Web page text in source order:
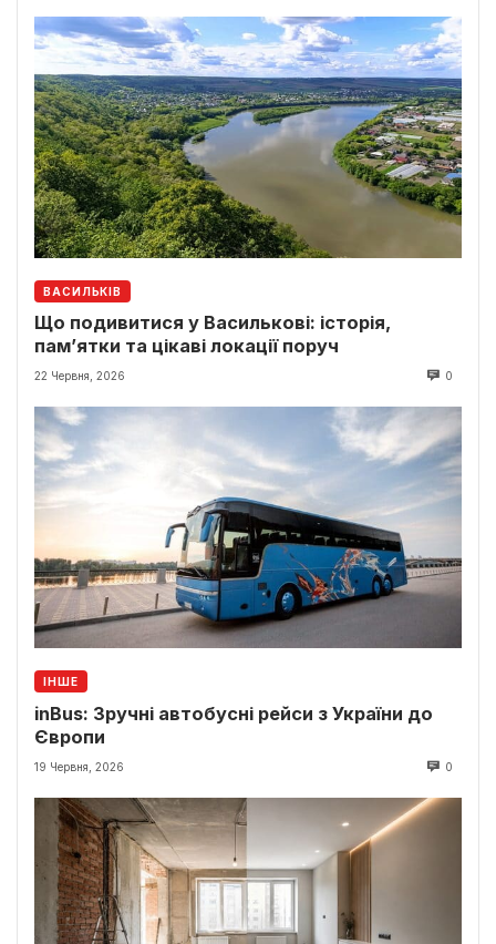
ВАСИЛЬКІВ
Що подивитися у Василькові: історія,
пам’ятки та цікаві локації поруч
22 Червня, 2026 0
ІНШЕ
inBus: Зручні автобусні рейси з України до
Європи
19 Червня, 2026 0